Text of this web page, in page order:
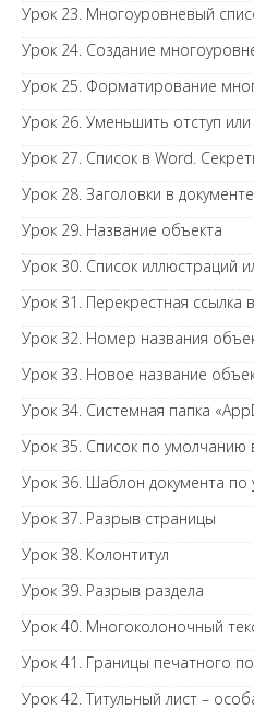
Урок 23. Многоуровневый
Урок 24. Создание
Урок 25. Форматирование
Урок 26. Уменьшить отступ или
Урок 27. Список в Word.
Урок 28. Заголовки в
Урок 29. Название объекта
Урок 30. Список иллюстраций
Урок 31. Перекрестная ссылка
Урок 32. Номер названия
Урок 33. Новое название
Урок 34. Системная папка
Урок 35. Список по
Урок 36. Шаблон документа по
Урок 37. Разрыв страницы
Урок 38. Колонтитул
Урок 39. Разрыв раздела
Урок 40. Многоколоночный
Урок 41. Границы печатного
Урок 42. Титульный лист –